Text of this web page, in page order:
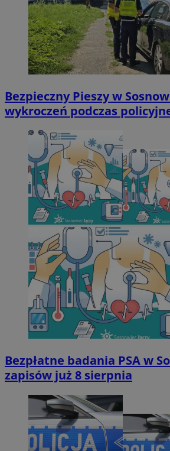
Bezpieczny Pieszy w
wykroczeń podczas
Bezpłatne badania PSA w
zapisów już 8 sierpnia